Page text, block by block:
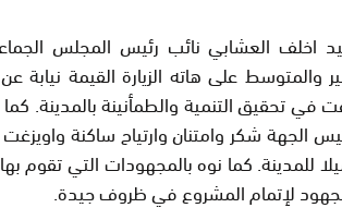
اخلف العشابي نائب رئيس المجلس
والمتوسط على هاته الزيارة القيمة
في تحقيق التنمية والطمأنينة بالمدينة.
الجهة شكر وامتنان وارتياح ساكنة
للمدينة. كما نوه بالمجهودات التي تقوم
لإتمام المشروع في ظروف جيدة.